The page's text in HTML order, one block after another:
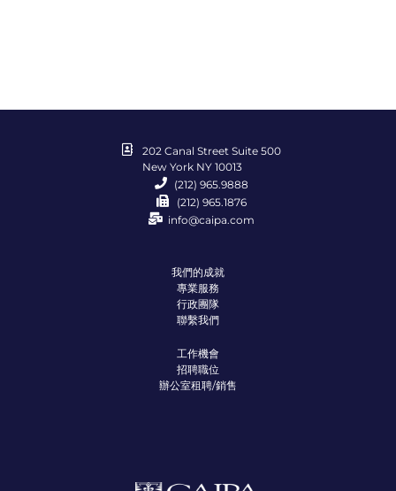
202 Canal Street Suite 500
New York NY 10013
(212) 965.9888
(212) 965.1876
info@caipa.com
我們的成就
專業服務
行政團隊
聯繫我們
工作機會
招聘職位
辦公室租聘/銷售